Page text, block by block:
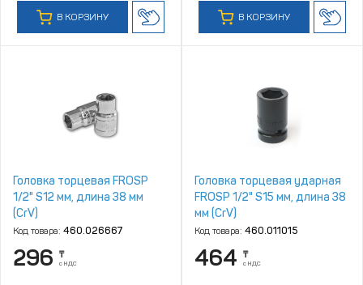
В КОРЗИНУ В КОРЗИНУ
Головка торцевая FROSP
1/2" S12 мм, длина 38 мм
(CrV)
Код товара: 460.026667
296 ₸
с НДС
Головка торцевая ударная
FROSP 1/2" S15 мм, длина 38
мм (CrV)
Код товара: 460.011015
464 ₸
с НДС